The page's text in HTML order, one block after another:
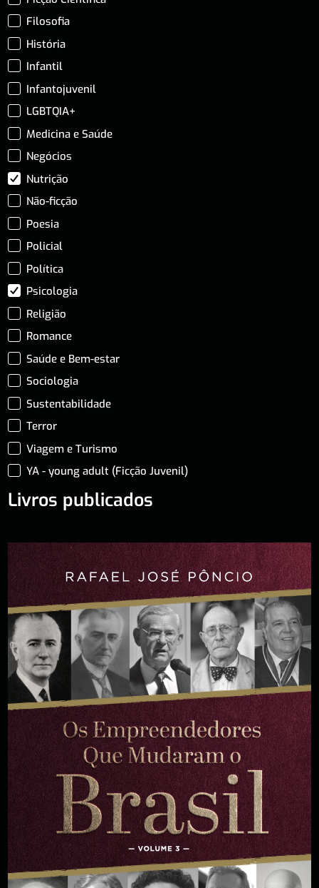
Filosofia
História
Infantil
Infantojuvenil
LGBTQIA+
Medicina e Saúde
Negócios
Nutrição
Não-ficção
Poesia
Policial
Política
Psicologia
Religião
Romance
Saúde e Bem-estar
Sociologia
Sustentabilidade
Terror
Viagem e Turismo
YA - young adult (Ficção Juvenil)
Livros publicados